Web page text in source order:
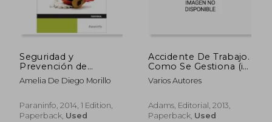
38,86
Seguridad y
Prevención de
Riesgos en el
Almacén (cp -
Profesionalidad) (in
Spanish)
Amelia De Diego Morillo
Paraninfo, 2014, 1 Edition,
Paperback, Used
Accidente De Trabajo.
Como Se Gestiona (in
Spanish)
Varios Autores
Adams, Editorial, 2013,
Paperback, Used